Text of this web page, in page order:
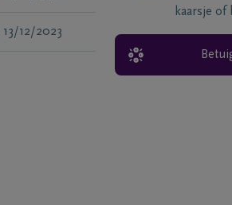
13/12/2023
kaarsje of